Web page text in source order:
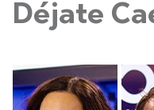
Déjate